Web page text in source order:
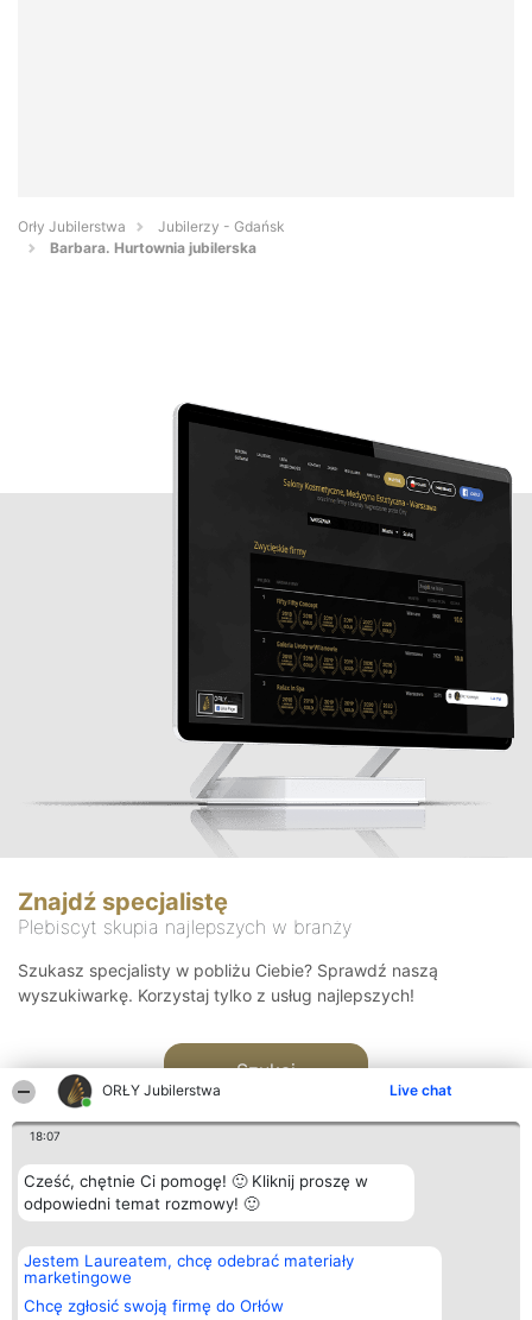
ORŁY Jubilerstwa Live chat
18:07
Cześć, chętnie Ci pomogę! 🙂 Kliknij proszę w
odpowiedni temat rozmowy! 🙂
Jestem Laureatem, chcę odebrać materiały
marketingowe
Chcę zgłosić swoją firmę do Orłów
Orły Jubilerstwa
Jubilerzy - Gdańsk
Barbara. Hurtownia jubilerska
Znajdź specjalistę
Plebiscyt skupia najlepszych w branży
Szukasz specjalisty w pobliżu Ciebie? Sprawdź naszą
wyszukiwarkę. Korzystaj tylko z usług najlepszych!
Szukaj
Organizator plebiscytu
Bright Side Solutions sp. z o.
o. sp. k.
ul. Ruska 22
Wrocław 50-079
Plebiscyt
Laureaci
wszystkich
Laureatów
Kontakt
Kontakt